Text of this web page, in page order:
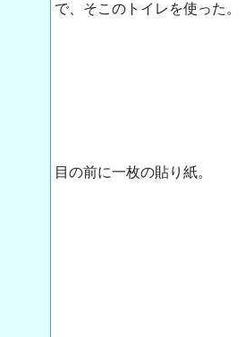
で、そこのトイレを使った。
目の前に一枚の貼り紙。